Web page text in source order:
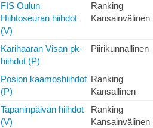
FIS Oulun
Hiihtoseuran hiihdot
(V)
Ranking
Kansainvälinen
Karihaaran Visan pk-
hiihdot (P)
Piirikunnallinen
Posion kaamoshiihdot
(P)
Ranking
Kansallinen
Tapaninpäivän hiihdot
(V)
Ranking
Kansainvälinen